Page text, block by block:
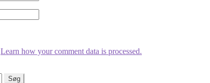
Learn how your comment data is processed.
Søg